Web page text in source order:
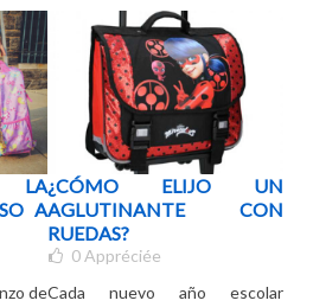
LA
A
de
¿CÓMO ELIJO UN
AGLUTINANTE CON
RUEDAS?
0 Appréciée
Cada nuevo año escolar